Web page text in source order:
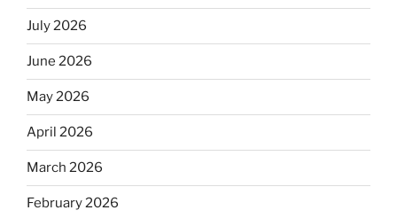
July 2026
June 2026
May 2026
April 2026
March 2026
February 2026